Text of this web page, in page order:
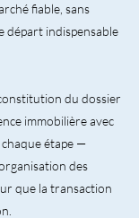
fiable, sans
départ indispensable
du dossier
immobilière avec
étape —
des
que la transaction